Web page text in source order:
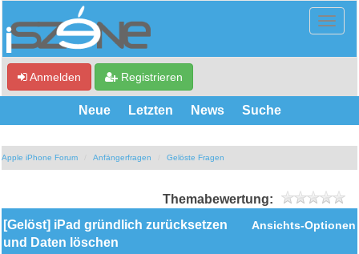
Anmelden Registrieren
Neue Letzten News Suche
Apple iPhone Forum Anfängerfragen Gelöste Fragen
Themabewertung:
Ansichts-Optionen
[Gelöst] iPad gründlich zurücksetzen
und Daten löschen